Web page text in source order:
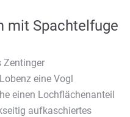
mit Spachtelfuge
Zentinger
eine Vogl
einen Lochflächenanteil
aufkaschiertes